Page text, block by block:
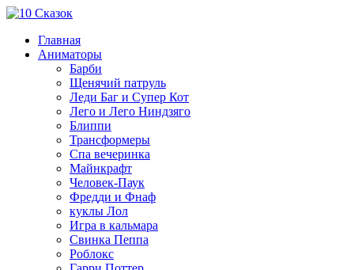
Главная
Аниматоры
Барби
Щенячий патруль
Леди Баг и Супер Кот
Лего и Лего Ниндзяго
Блиппи
Трансформеры
Спа вечеринка
Майнкрафт
Человек-Паук
Фредди и Фнаф
куклы Лол
Игра в кальмара
Свинка Пеппа
Роблокс